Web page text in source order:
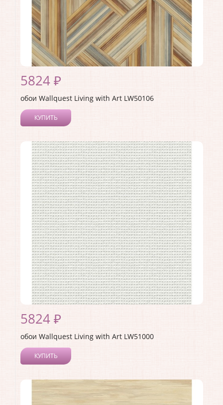
5824 ₽
обои Wallquest Living with Art LW50106
КУПИТЬ
Коллекция:Living with Art
Длина рулона:8.23
Ширина рулона:0.68
Материал покрытия:Акриловое
Страна:США
Материал основы:Бумага
Раппорт:60
5824 ₽
обои Wallquest Living with Art LW51000
КУПИТЬ
Коллекция:Living with Art
Длина рулона: 8.23
Ширина рулона:
0.68